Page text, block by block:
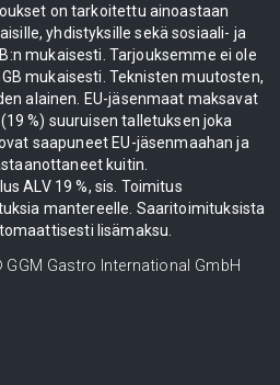
on tarkoitettu ainoastaan
yhdistyksille sekä sosiaali- ja
mukaisesti. Tarjouksemme ei ole
mukaisesti. Teknisten muutosten,
alainen. EU-jäsenmaat maksavat
%) suuruisen talletuksen joka
saapuneet EU-jäsenmaahan ja
kuitin.
ALV 19 %, sis. Toimitus
mantereelle. Saaritoimituksista
lisämaksu.
GGM Gastro International GmbH